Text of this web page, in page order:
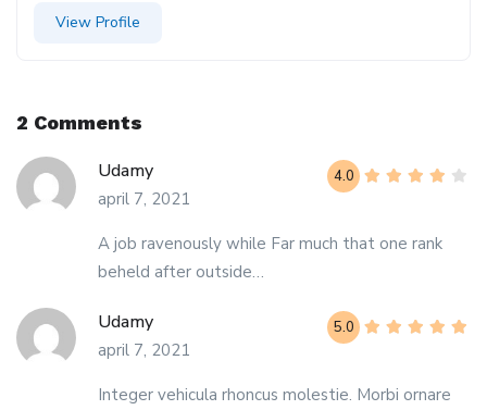
View Profile
2 Comments
Udamy
april 7, 2021
4.0
A job ravenously while Far much that one rank
beheld after outside…
Udamy
april 7, 2021
5.0
Integer vehicula rhoncus molestie. Morbi ornare